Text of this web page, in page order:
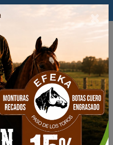
SALES MINERALES
×